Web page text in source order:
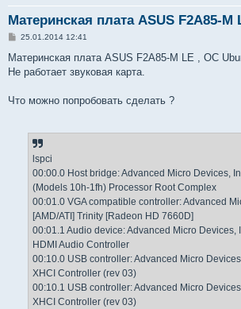
Материнская плата ASUS F2A85-M
С
о
щ
и
25.01.2014 12:41
Материнская плата ASUS F2A85-M LE , ОС
Не работает звуковая карта.
Что можно попробовать сделать ?
lspci
00:00.0 Host bridge: Advanced Micro Devices,
(Models 10h-1fh) Processor Root Complex
00:01.0 VGA compatible controller: Advanced
[AMD/ATI] Trinity [Radeon HD 7660D]
00:01.1 Audio device: Advanced Micro Devices,
HDMI Audio Controller
00:10.0 USB controller: Advanced Micro
XHCI Controller (rev 03)
00:10.1 USB controller: Advanced Micro
XHCI Controller (rev 03)